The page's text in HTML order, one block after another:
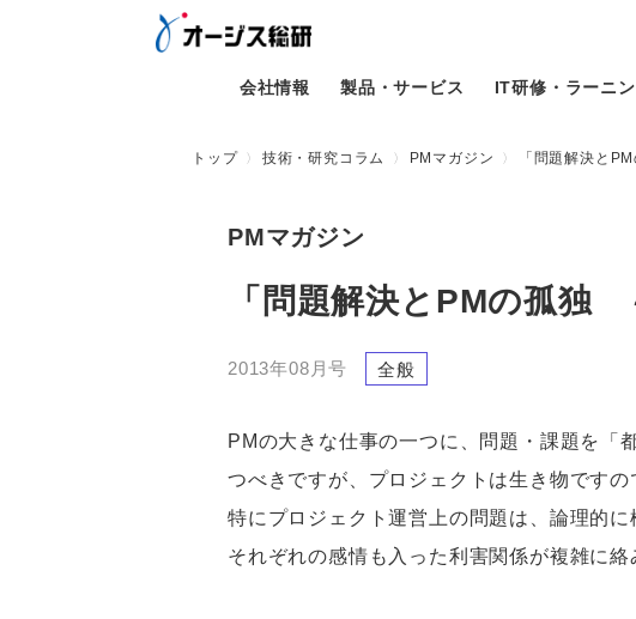
会社情報 製品・サービス IT研修・ラーニ
トップ 技術・研究コラム PMマガジン 「問題解決と
PMマガジン
「問題解決とPMの孤独
2013年08月号 全般
PMの大きな仕事の一つに、問題・課題を「
つべきですが、プロジェクトは生き物です
特にプロジェクト運営上の問題は、論理的
それぞれの感情も入った利害関係が複雑に絡